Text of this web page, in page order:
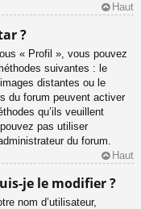
Haut
?
« Profil », vous pouvez
suivantes : le
distantes ou le
du forum peuvent activer
qu’ils veuillent
pas utiliser
du forum.
Haut
je le modifier ?
nom d’utilisateur,